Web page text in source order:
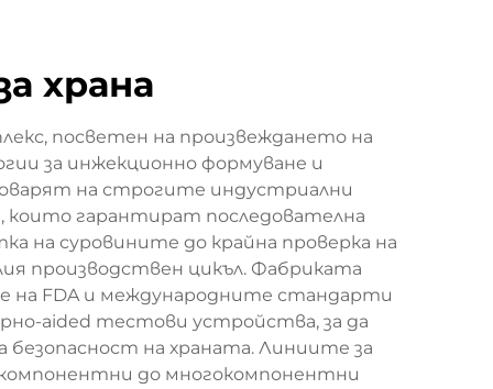
храна
посветен на произвеждането на
за инжекционно формуване и
на строгите индустриални
които гарантират последователна
на суровините до крайна проверка на
производствен цикъл. Фабриката
на FDA и международните стандарти
aided тестови устройства, за да
на храната. Линиите за
до многокомпонентни